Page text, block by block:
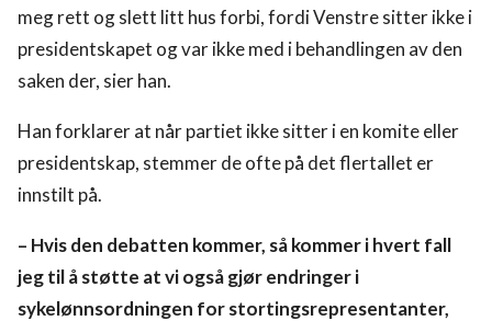
meg rett og slett litt hus forbi, fordi Venstre sitter ikke i
presidentskapet og var ikke med i behandlingen av den
saken der, sier han.
Han forklarer at når partiet ikke sitter i en komite eller
presidentskap, stemmer de ofte på det flertallet er
innstilt på.
– Hvis den debatten kommer, så kommer i hvert fall
jeg til å støtte at vi også gjør endringer i
sykelønnsordningen for stortingsrepresentanter,